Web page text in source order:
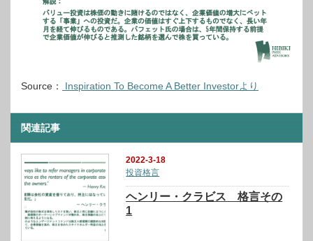
Source： Inspiration To Become A Better Investorより
関連記事
2022-3-18
投資格言
ヘンリー・クラビス 格言その
1